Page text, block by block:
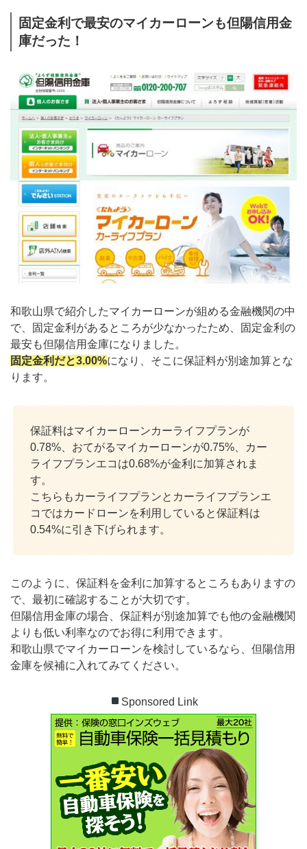
固定金利で最安のマイカーローンも但陽信用金
庫だった！
和歌山県で紹介したマイカーローンが組める金融機関の中
で、固定金利があるところが少なかったため、固定金利の
最安も但陽信用金庫になりました。
固定金利だと3.00%になり、そこに保証料が別途加算とな
ります。
保証料はマイカーローンカーライフプランが
0.78%、おてがるマイカーローンが0.75%、カー
ライフプランエコは0.68%が金利に加算されま
す。
こちらもカーライフプランとカーライフプランエ
コではカードローンを利用していると保証料は
0.54%に引き下げられます。
このように、保証料を金利に加算するところもありますの
で、最初に確認することが大切です。
但陽信用金庫の場合、保証料が別途加算でも他の金融機関
よりも低い利率なのでお得に利用できます。
和歌山県でマイカーローンを検討しているなら、但陽信用
金庫を候補に入れてみてください。
Sponsored Link